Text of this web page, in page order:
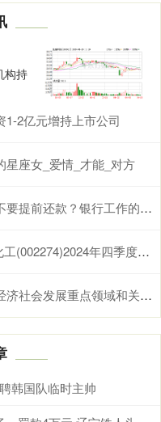
构持
2亿元增持上市公司
星座女_爱情_才能_对方
银行工作的同学跟我说了心里话
露前十大机构持股比例合计下跌1.95个百分点
划一批具有战略性、基础性、引领性的重大项目
韩国队临时主帅